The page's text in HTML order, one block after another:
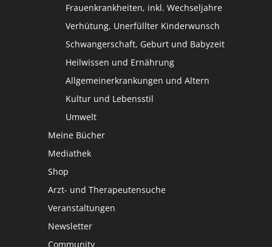
Frauenkrankheiten, inkl. Wechseljahre
Verhütung, Unerfüllter Kinderwunsch
Schwangerschaft, Geburt und Babyzeit
Heilwissen und Ernährung
Allgemeinerkrankungen und Altern
Kultur und Lebensstil
Umwelt
Meine Bücher
Mediathek
Shop
Arzt- und Therapeutensuche
Veranstaltungen
Newsletter
Community